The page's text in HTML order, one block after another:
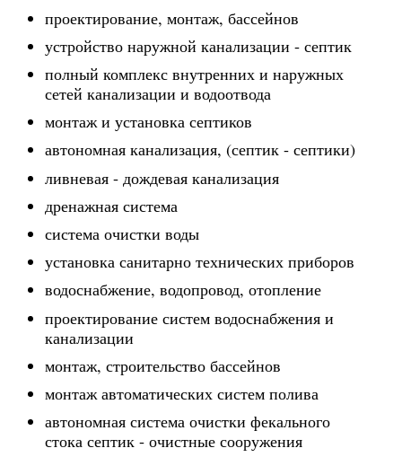
проектирование, монтаж, бассейнов
устройство наружной канализации - септик
полный комплекс внутренних и наружных
сетей канализации и водоотвода
монтаж и установка септиков
автономная канализация, (септик - септики)
ливневая - дождевая канализация
дренажная система
система очистки воды
установка санитарно технических приборов
водоснабжение, водопровод, отопление
проектирование систем водоснабжения и
канализации
монтаж, строительство бассейнов
монтаж автоматических систем полива
автономная система очистки фекального
стока септик - очистные сооружения